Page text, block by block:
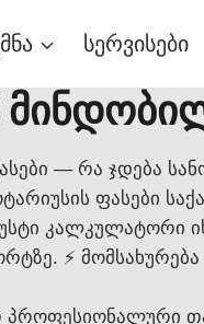
სერვისები
— რა ჯდება
ფასები
კალკულატორი
⚡
პროფესიონალური